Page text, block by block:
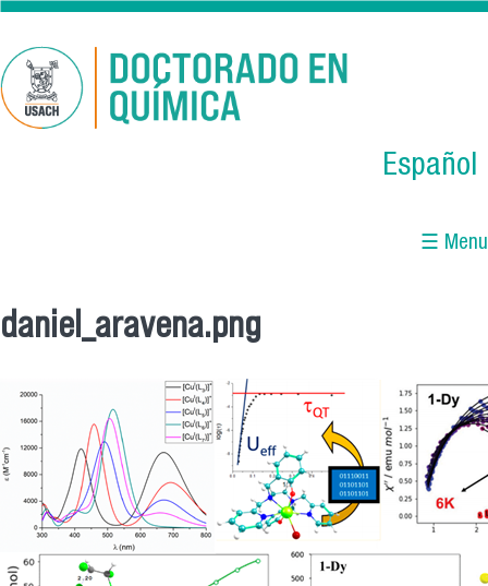
Skip to main content
Español
☰ Menu
You are here
daniel_aravena.png